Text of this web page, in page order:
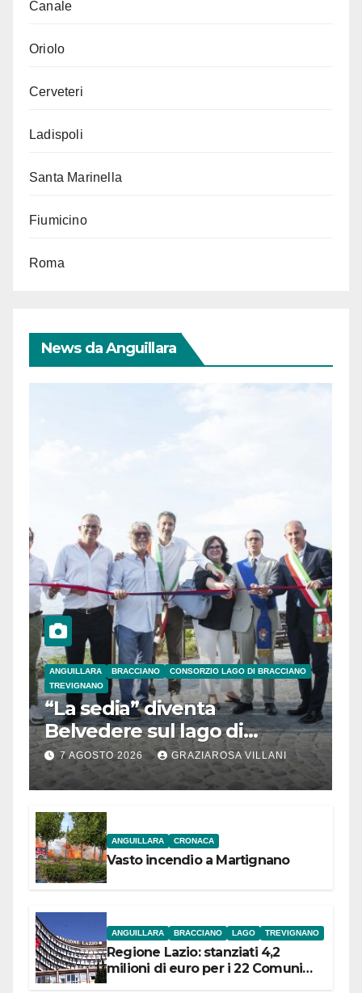
Canale
Oriolo
Cerveteri
Ladispoli
Santa Marinella
Fiumicino
Roma
News da Anguillara
ANGUILLARA BRACCIANO
CONSORZIO LAGO DI BRACCIANO
TREVIGNANO
“La sedia” diventa
Belvedere sul lago di
Bracciano: ieri
l’inaugurazione
7 AGOSTO 2026 GRAZIAROSA VILLANI
ANGUILLARA CRONACA
Vasto incendio a Martignano
ANGUILLARA BRACCIANO LAGO TREVIGNANO
Regione Lazio: stanziati 4,2
milioni di euro per i 22 Comuni